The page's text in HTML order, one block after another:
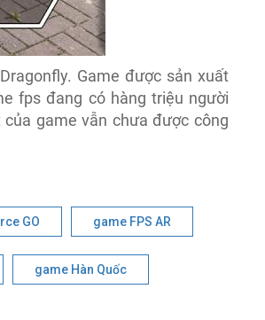
Game được sản xuất
fps đang có hàng triệu người
game vẫn chưa được công
GO game FPS AR
game Hàn Quốc